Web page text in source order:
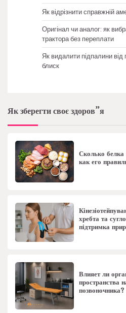
Як відрізнити справжній
Оригінал чи аналог: як
трактора без переплати
Як видалити підпалини від
блиск
Як зберегти своє здоров”я
Сколько
как его
хребта та
підтримка
Влияет ли
пространства
позвоночника?